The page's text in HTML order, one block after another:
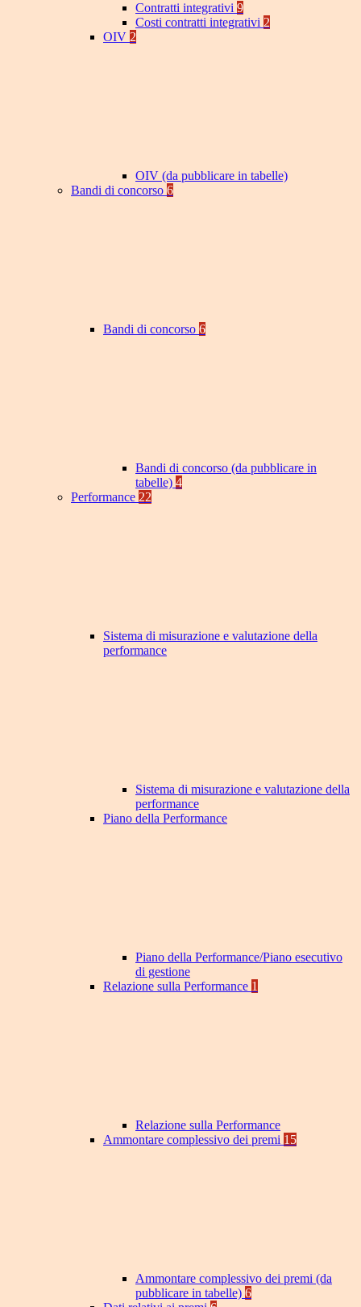
Contratti integrativi 9
Costi contratti integrativi 2
OIV 2
OIV (da pubblicare in tabelle)
Bandi di concorso 6
Bandi di concorso 6
Bandi di concorso (da pubblicare in
tabelle) 4
Performance 22
Sistema di misurazione e valutazione della
performance
Sistema di misurazione e valutazione della
performance
Piano della Performance
Piano della Performance/Piano esecutivo
di gestione
Relazione sulla Performance 1
Relazione sulla Performance
Ammontare complessivo dei premi 15
Ammontare complessivo dei premi (da
pubblicare in tabelle) 6